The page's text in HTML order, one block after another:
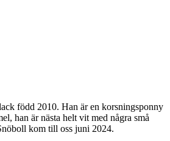
född 2010. Han är en korsningsponny
han är nästa helt vit med några små
kom till oss juni 2024.